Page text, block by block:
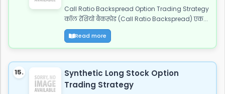
Call Ratio Backspread Option Trading Strategy
कॉल रेशियो बैकस्प्रेड (Call Ratio Backspread) एक...
Read more
15.
Synthetic Long Stock Option
Trading Strategy